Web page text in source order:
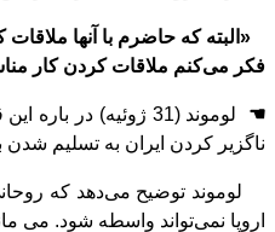
«البته که حاضرم با آنها
فکر می‌کنم ملاقات کردن کار
☚ لوموند (31 ﮊوئیه) در باره این قول ترامپ، مقاله مفصلی را انتشار داده
ناگزیر کردن ایران به تسلیم
لوموند توضیح میدهد که
اروپا نمیتواند واسطه شود. می